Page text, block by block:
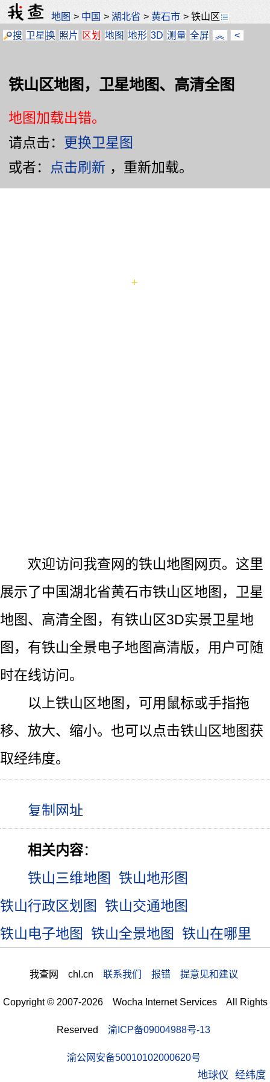
地图 > 中国 >湖北省 >黄石市 >铁山区
搜 卫星换 照片 区划 地图 地形 3D 测量 全屏 ︽ <
铁山区地图，卫星地图、高清全图
地图加载出错。
请点击： 更换卫星图
或者： 点击刷新 ，重新加载。
地球仪 经纬度
欢迎访问我查网的铁山地图网页。这里
展示了中国湖北省黄石市铁山区地图，卫星
地图、高清全图，有铁山区3D实景卫星地
图，有铁山全景电子地图高清版，用户可随
时在线访问。
以上铁山区地图，可用鼠标或手指拖
移、放大、缩小。也可以点击铁山区地图获
取经纬度。
相关内容：
铁山三维地图
铁山地形图
铁山行政区划图
铁山交通地图
铁山电子地图
铁山全景地图 铁山在哪里
我查网 chl.cn 联系我们 报错 提意见和建议
Copyright © 2007-2026 Wocha Internet Services All Rights
Reserved 渝ICP备09004988号-13
渝公网安备50010102000620号